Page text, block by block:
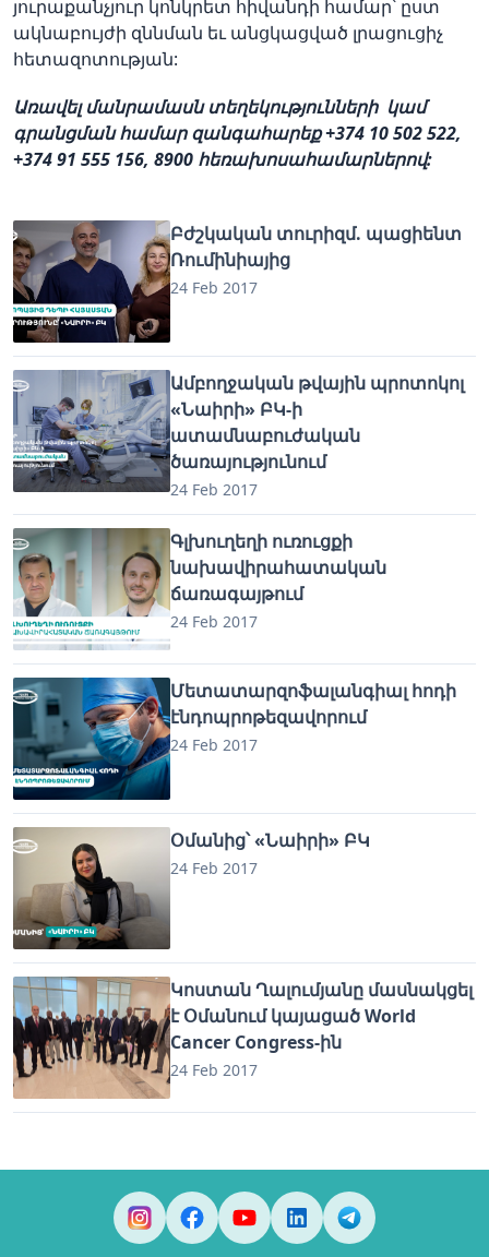
յուրաքանչյուր կոնկրետ հիվանդի համար՝ ըստ
ակնաբույժի զննման եւ անցկացված լրացուցիչ
հետազոտության:
Առավել մանրամասն տեղեկությունների կամ
գրանցման համար զանգահարեք +374 10 502 522,
+374 91 555 156, 8900 հեռախոսահամարներով:
Բժշկական տուրիզմ. պացիենտ
Ռումինիայից
24 Feb 2017
Ամբողջական թվային պրոտոկոլ
«Նաիրի» ԲԿ-ի
ատամնաբուժական
ծառայությունում
24 Feb 2017
Գլխուղեղի ուռուցքի
նախավիրահատական
ճառագայթում
24 Feb 2017
Մետատարզոֆալանգիալ հոդի
էնդոպրոթեզավորում
24 Feb 2017
Օմանից՝ «Նաիրի» ԲԿ
24 Feb 2017
Կոստան Ղալումյանը մասնակցել
է Օմանում կայացած World
Cancer Congress-ին
24 Feb 2017